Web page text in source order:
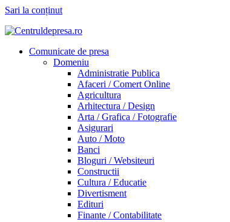
Sari la conținut
Comunicate de presa
Domeniu
Administratie Publica
Afaceri / Comert Online
Agricultura
Arhitectura / Design
Arta / Grafica / Fotografie
Asigurari
Auto / Moto
Banci
Bloguri / Websiteuri
Constructii
Cultura / Educatie
Divertisment
Edituri
Finante / Contabilitate